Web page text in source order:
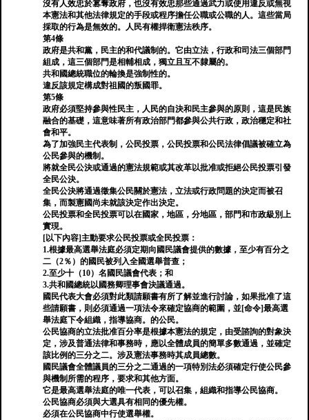
沒有人效忠於篡奪政府，也沒有效忠那些通過武力或使用違反或無視
本憲法和其他法律規定的手段或程序擔任公職或公職的人。這些當局
採取的行為是無效的。人民有權捍衛憲法秩序。
第4條
政府是共和黨，民主的和代議制的。它由立法，行政和司法三個部門
組成，這三個部門是相輔相成，獨立且互不隸屬的。
共和國總統職位的輪換是強制性的。
違反該規定構成對祖國的叛國罪。
第5條
政府必須堅持參與性民主，人民的自決和民主參與的原則，這是民族
融合的基礎，這意味著所有政治部門都參與公共行政，政治穩定和社
會和平。
為了加強民主代表制，公民投票，公民投票和公民法律倡議被確立為
公民參與的機制。
將就全民公決或通過的憲法規範或其改革以批准或拒絕公民投票引發
全民公決。
全民公決將通過徵集公民關於憲法，立法或行政問題的決定而被召
集，而製憲國尚未就該決定作出決定。
公民投票和全民投票可以在國家，地區，分地區，部門和市政級別上
實現。
[以下內容]主動要求公民投票或全民投票：
1.根據最高選舉法庭必須定期向國民議會提供的數據，至少有百分之
二（2％）的國民被列入全國選舉普查；
2.至少十（10）名國民議會代表；和
3.共和國總統以國務卿理事會決議通過。
國民代表大會必須對此類請願書有所了解並進行討論，如果批准了這
些請願書，則必須通過一項法令來確定協商的範圍，並[命令]最高選
舉法庭下令組織，指導協商。的公民。
公民協商的立法批准百分率是根據本憲法的規定，由受諮詢的對象決
定，涉及普通法律和事務時，應以全體成員的簡單多數通過，並確定
該比例的三分之二。涉及憲法事務時其成員總數。
國民議會全體議員的三分之二通過的一項特別法必須確定行使公民參
與機制所需的程序，要求和其他方面。
它是最高選舉法庭的唯一代表，可以召集，組織和指導公民協商。
公民協商必須與大選具有相同的優先權。
必須在公民協商中行使選舉權。